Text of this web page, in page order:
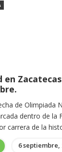
en
de Olimpiada
dentro de la
carrera de la
6 septiembre,